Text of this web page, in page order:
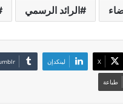
الرائد الرسمي
X لينكدإن
طباعة